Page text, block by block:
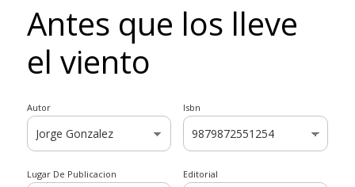
Antes que los lleve
el viento
Autor Isbn
Lugar De Publicacion Editorial